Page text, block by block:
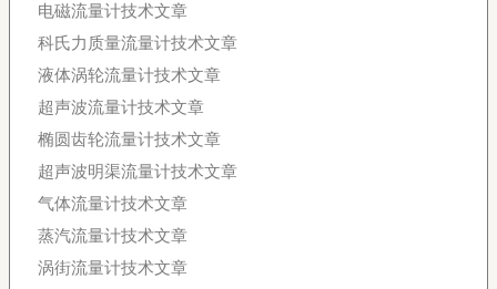
电磁流量计技术文章
科氏力质量流量计技术文章
液体涡轮流量计技术文章
超声波流量计技术文章
椭圆齿轮流量计技术文章
超声波明渠流量计技术文章
气体流量计技术文章
蒸汽流量计技术文章
涡街流量计技术文章